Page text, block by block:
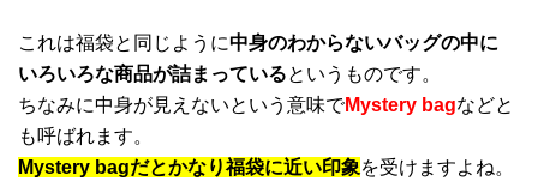
これは福袋と同じように中身のわからないバッグの中に
いろいろな商品が詰まっているというものです。
ちなみに中身が見えないという意味でMystery bagなどと
も呼ばれます。
Mystery bagだとかなり福袋に近い印象を受けますよね。